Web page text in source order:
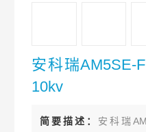
安科瑞AM5SE-
10kv
简要描述： 安科瑞